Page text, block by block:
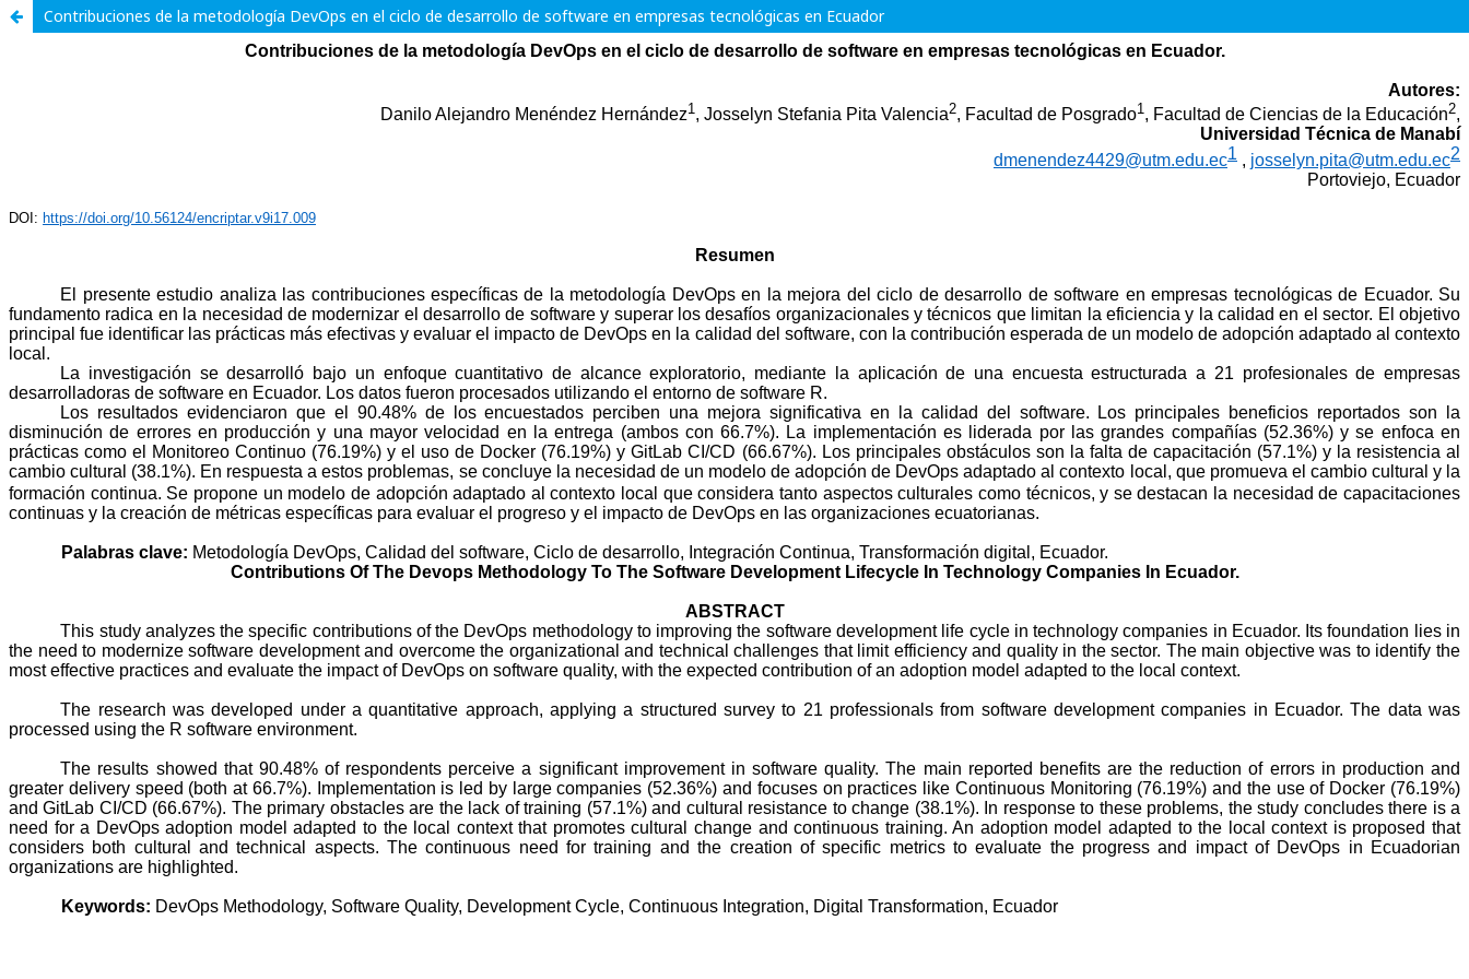
Contribuciones de la metodología DevOps en el ciclo de desarrollo de software en empresas tecnológicas en Ecuador